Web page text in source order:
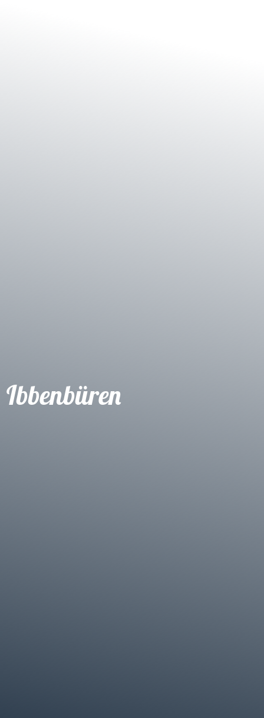
Ibbenbüren